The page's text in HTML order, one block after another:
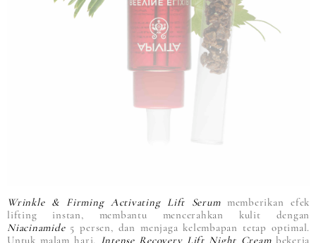
Wrinkle & Firming Activating Lift Serummemberikan efek
lifting instan, membantu mencerahkan kulit dengan
Niacinamide 5 persen, dan menjaga kelembapan tetap optimal.
Untuk malam hari,
Intense Recovery Lift Night Cream bekerja